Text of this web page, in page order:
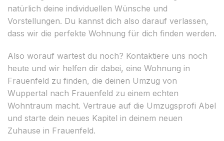
natürlich deine individuellen Wünsche und
Vorstellungen. Du kannst dich also darauf verlassen,
dass wir die perfekte Wohnung für dich finden werden.
Also worauf wartest du noch? Kontaktiere uns noch
heute und wir helfen dir dabei, eine Wohnung in
Frauenfeld zu finden, die deinen Umzug von
Wuppertal nach Frauenfeld zu einem echten
Wohntraum macht. Vertraue auf die Umzugsprofi Abel
und starte dein neues Kapitel in deinem neuen
Zuhause in Frauenfeld.